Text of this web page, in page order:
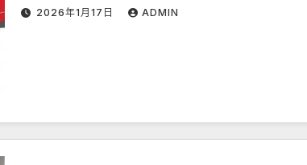
2026年1月17日 ADMIN